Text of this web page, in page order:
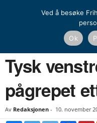
Tysk
Tysk
pågrepet
Av Redaksjonen - 10. november
Ved å besøke
Ok